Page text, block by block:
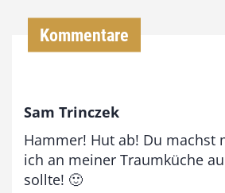
b
Kommentare
Sam Trinczek
Hammer! Hut ab! Du machst
ich an meiner Traumküche
sollte! 🙂